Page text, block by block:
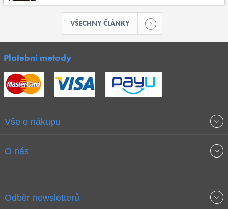
VŠECHNY ČLÁNKY
Platební metody
Vše o nákupu
Obchodní podmínky
O nás
Odběr newsletterů